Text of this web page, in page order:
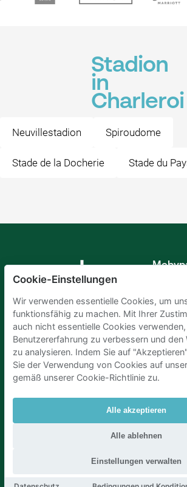
Stadion
in
Charleroi
Neuvillestadion Spiroudome
Stade de la Docherie Stade du
Parkplaetze Amsterdam|Parkeren Brussel
Parken Flughafen Zuerich|Parken flughafen
Cookie-Einstellungen
Wir verwenden essentielle Cookies, um
funktionsfähig zu machen. Mit Ihrer
auch nicht essentielle Cookies
Benutzererfahrung zu verbessern und den
zu analysieren. Indem Sie auf
Sie der Verwendung von Cookies auf
gemäß unserer Cookie-Richtlinie zu.
Alle akzeptieren
Alle ablehnen
Einstellungen verwalten